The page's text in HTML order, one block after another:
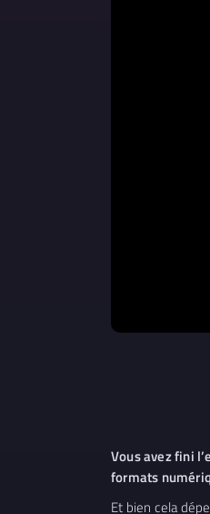
Vous avez fini
formats
Et bien cela